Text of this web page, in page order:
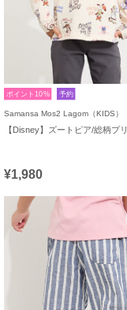
ポイント10% 予約
Samansa Mos2 Lagom（KIDS）
【Disney】ズートピア/総柄プ
¥1,980